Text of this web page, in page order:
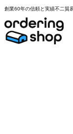
創業60年の信頼と実績不二貿